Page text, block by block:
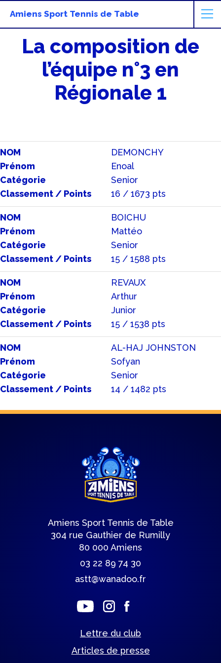
Amiens Sport Tennis de Table
La composition de
l’équipe n°3 en
Régionale 1
NOM
DEMONCHY
Prénom
Enoal
Catégorie
Senior
Classement / Points
16 / 1673 pts
NOM
BOICHU
Prénom
Mattéo
Catégorie
Senior
Classement / Points
15 / 1588 pts
NOM
REVAUX
Prénom
Arthur
Catégorie
Junior
Classement / Points
15 / 1538 pts
NOM
AL-HAJ JOHNSTON
Prénom
Sofyan
Catégorie
Senior
Classement / Points
14 / 1482 pts
Amiens Sport Tennis de Table
304 rue Gauthier de Rumilly
80 000 Amiens
03 22 89 74 30
astt@wanadoo.fr
Lettre du club
Articles de presse